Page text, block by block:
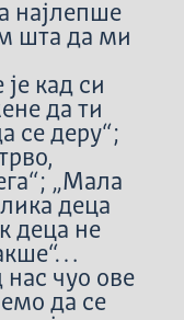
најлепше
шта да ми
кад си
да ти
се деру“;
„Мала
деца
деца не
нас чуо ове
да се